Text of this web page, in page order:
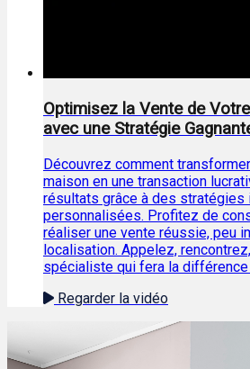
Optimisez la Vente de
avec une Stratégie
Découvrez comment
maison en une transaction
résultats grâce à des stratégies
personnalisées. Profitez de
réaliser une vente réussie, peu
localisation. Appelez,
spécialiste qui fera la
Regarder la vidéo